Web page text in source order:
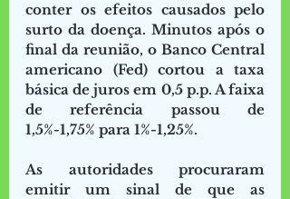
conter os efeitos causados pelo
surto da doença. Minutos após o
final da reunião, o Banco Central
americano (Fed) cortou a taxa
básica de juros em 0,5 p.p. A faixa
de referência passou de
1,5%-1,75% para 1%-1,25%.
As autoridades procuraram
emitir um sinal de que as